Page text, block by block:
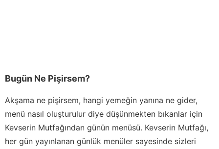
Bugün Ne Pişirsem?
Akşama ne pişirsem, hangi yemeğin yanına ne gider,
menü nasıl oluşturulur diye düşünmekten bıkanlar için
Kevserin Mutfağından günün menüsü. Kevserin Mutfağı,
her gün yayınlanan günlük menüler sayesinde sizleri